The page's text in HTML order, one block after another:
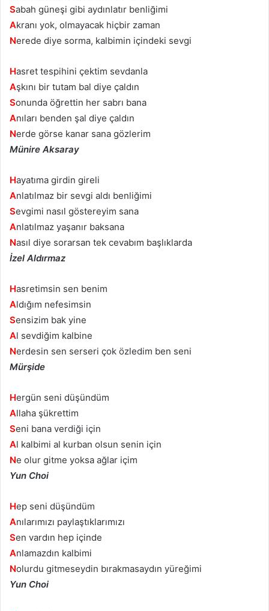
Sabah güneşi gibi aydınlatır benliğimi
Akranı yok, olmayacak hiçbir zaman
Nerede diye sorma, kalbimin içindeki sevgi
Hasret tespihini çektim sevdanla
Aşkını bir tutam bal diye çaldın
Sonunda öğrettin her sabrı bana
Anıları benden şal diye çaldın
Nerde görse kanar sana gözlerim
Münire Aksaray
Hayatıma girdin gireli
Anlatılmaz bir sevgi aldı benliğimi
Sevgimi nasıl göstereyim sana
Anlatılmaz yaşanır baksana
Nasıl diye sorarsan tek cevabım başlıklarda
İzel Aldırmaz
Hasretimsin sen benim
Aldığım nefesimsin
Sensizim bak yine
Al sevdiğim kalbine
Nerdesin sen serseri çok özledim ben seni
Mürşide
Hergün seni düşündüm
Allaha şükrettim
Seni bana verdiği için
Al kalbimi al kurban olsun senin için
Ne olur gitme yoksa ağlar içim
Yun Choi
Hep seni düşündüm
Anılarımızı paylaştıklarımızı
Sen vardın hep içinde
Anlamazdın kalbimi
Nolurdu gitmeseydin bırakmasaydın yüreğimi
Yun Choi